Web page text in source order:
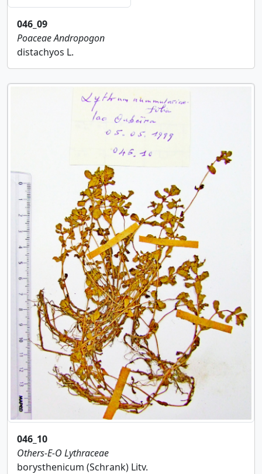
046_09
PoaceaeAndropogon
distachyos L.
046_10
Others-E-O Lythraceae
borysthenicum (Schrank) Litv.